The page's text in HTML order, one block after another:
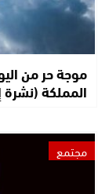
موجة حر من
المملكة (نشرة
مجتمع